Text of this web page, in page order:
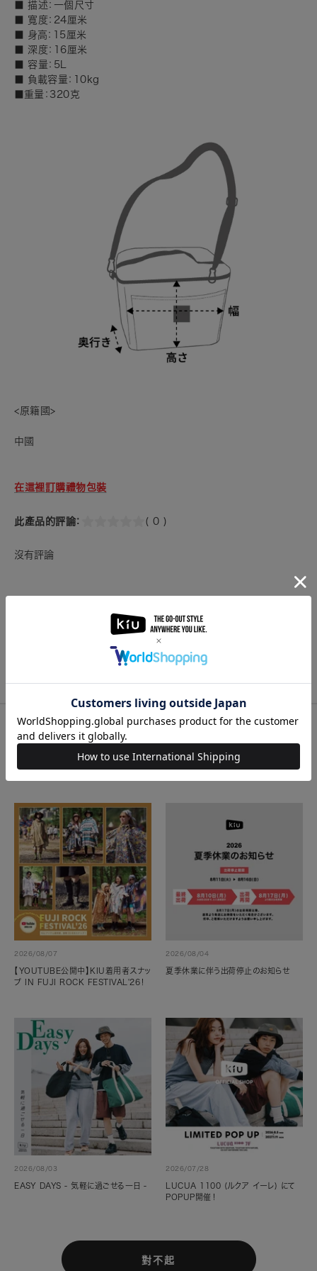
■ 描述：一個尺寸
■ 寬度：24厘米
■ 身高：15厘米
■ 深度：16厘米
■ 容量：5L
■ 負載容量：10kg
■重量：320克
<原籍國>
中國
在這裡訂購禮物包裝
此產品的評論： ( 0 )
沒有評論
TOPI CS
2026/08/07
【YOUTUBE公開中】KIU着用者スナッ
プ IN FUJI ROCK FESTIVAL'26！
2026/08/04
夏季休業に伴う出荷停止のお知らせ
2026/08/03
EASY DAYS - 気軽に過ごせる一日 -
2026/07/28
LUCUA 1100 (ルクア イーレ) にて
POPUP開催！
對不起